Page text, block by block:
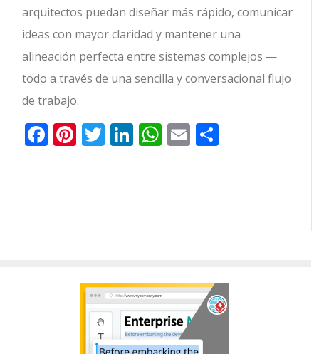
arquitectos puedan diseñar más rápido, comunicar
ideas con mayor claridad y mantener una
alineación perfecta entre sistemas complejos —
todo a través de una sencilla y conversacional flujo
de trabajo.
Facebook
Pinterest
Twitter
LinkedIn
WhatsApp
Email